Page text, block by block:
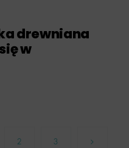
drewniana
w
2 3